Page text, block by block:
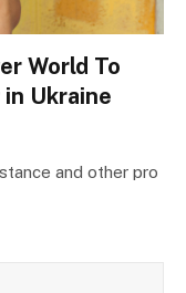
World To
in Ukraine
and other pro